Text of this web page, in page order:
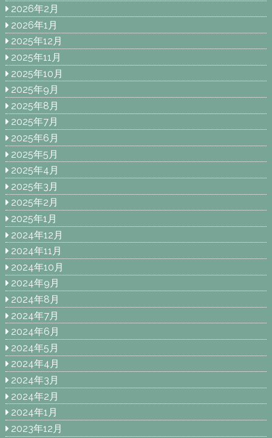
2026年2月
2026年1月
2025年12月
2025年11月
2025年10月
2025年9月
2025年8月
2025年7月
2025年6月
2025年5月
2025年4月
2025年3月
2025年2月
2025年1月
2024年12月
2024年11月
2024年10月
2024年9月
2024年8月
2024年7月
2024年6月
2024年5月
2024年4月
2024年3月
2024年2月
2024年1月
2023年12月